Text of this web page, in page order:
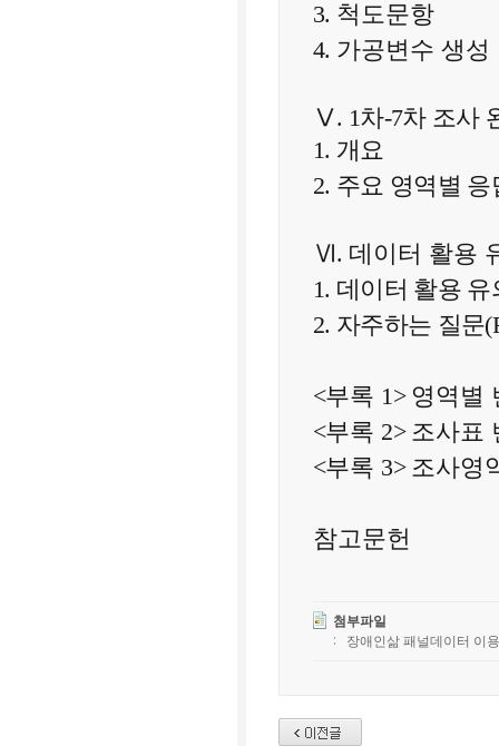
3. 척도문항
4. 가공변수 생성
Ⅴ. 1차-7차 조사
1. 개요
2. 주요 영역별 응
Ⅵ. 데이터 활용
1. 데이터 활용 유
2. 자주하는 질문
<부록 1> 영역별
<부록 2> 조사표
<부록 3> 조사영
참고문헌
첨부파일
장애인삶 패널데이터 이